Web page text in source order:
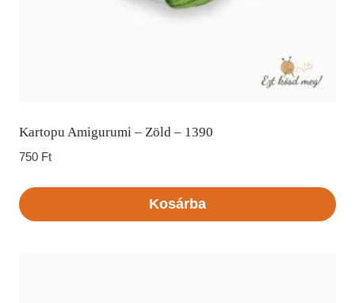
Kartopu Amigurumi – Zöld – 1390
750 Ft
Kosárba